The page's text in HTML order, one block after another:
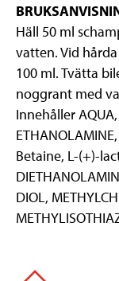
Häll 50 ml
vatten. Vid
100 ml. Tvätta
noggrant med
Innehåller
Betaine, L-(+)-
DIOL,